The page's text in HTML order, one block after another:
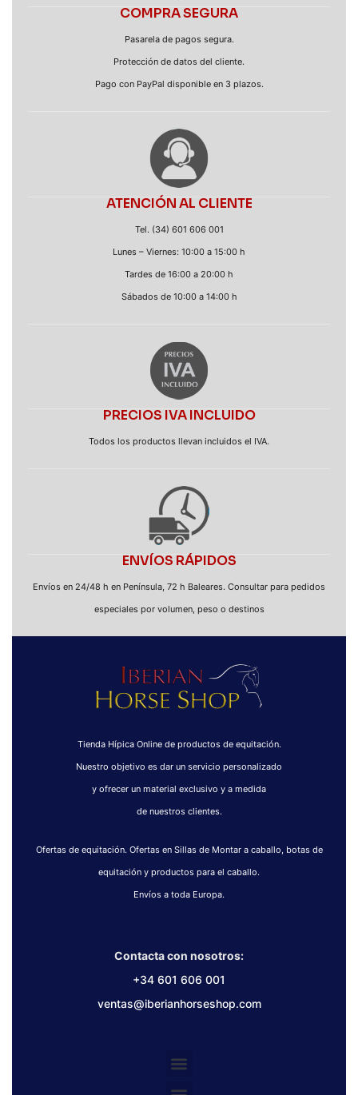
COMPRA SEGURA
Pasarela de pagos segura.
Protección de datos del cliente.
Pago con PayPal disponible en 3 plazos.
ATENCIÓN AL CLIENTE
Tel. (34) 601 606 001
Lunes – Viernes: 10:00 a 15:00 h
Tardes de 16:00 a 20:00 h
Sábados de 10:00 a 14:00 h
PRECIOS IVA INCLUIDO
Todos los productos llevan incluidos el IVA.
ENVÍOS RÁPIDOS
Envíos en 24/48 h en Península, 72 h Baleares. Consultar para pedidos
especiales por volumen, peso o destinos
Tienda Hípica Online de productos de equitación.
Nuestro objetivo es dar un servicio personalizado
y ofrecer un material exclusivo y a medida
de nuestros clientes.
Ofertas de equitación. Ofertas en Sillas de Montar a caballo, botas de
equitación y productos para el caballo.
Envíos a toda Europa.
Contacta con nosotros:
+34 601 606 001
ventas@iberianhorseshop.com